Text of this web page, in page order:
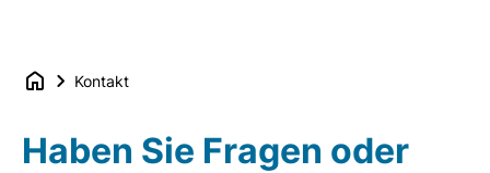
Kontakt
Haben Sie Fragen oder